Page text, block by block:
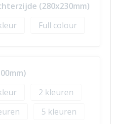
(280x230mm)
Full colour
2
5